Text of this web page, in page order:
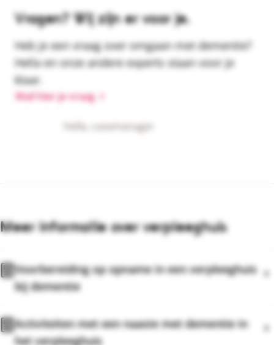
Vragen? Wij zijn er voor je.
Heb je een vraag over omgaan met dementie?
Hella en onze andere experts staan voor je
klaar.
Mail hier je vraag
Hella, casemanager
Meer informatie over verpleeghuis
Voorbereiding op opname in een verpleeghuis
bij dementie
Activiteiten met een naaste met dementie in
het verpleeghuis